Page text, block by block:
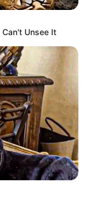
o que
Câmara dos
PRÓXIMA MATÉRIA
Associação Fnaras e
informações sobre a
em Brasília.
Unsee It